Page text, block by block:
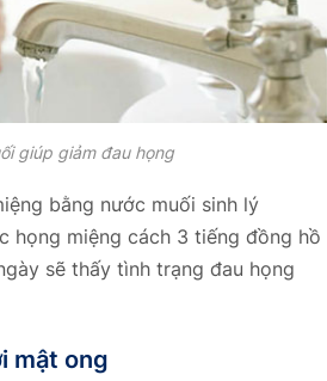
giúp giảm đau họng
bằng nước muối sinh lý
họng miệng cách 3 tiếng đồng hồ
sẽ thấy tình trạng đau họng
mật ong